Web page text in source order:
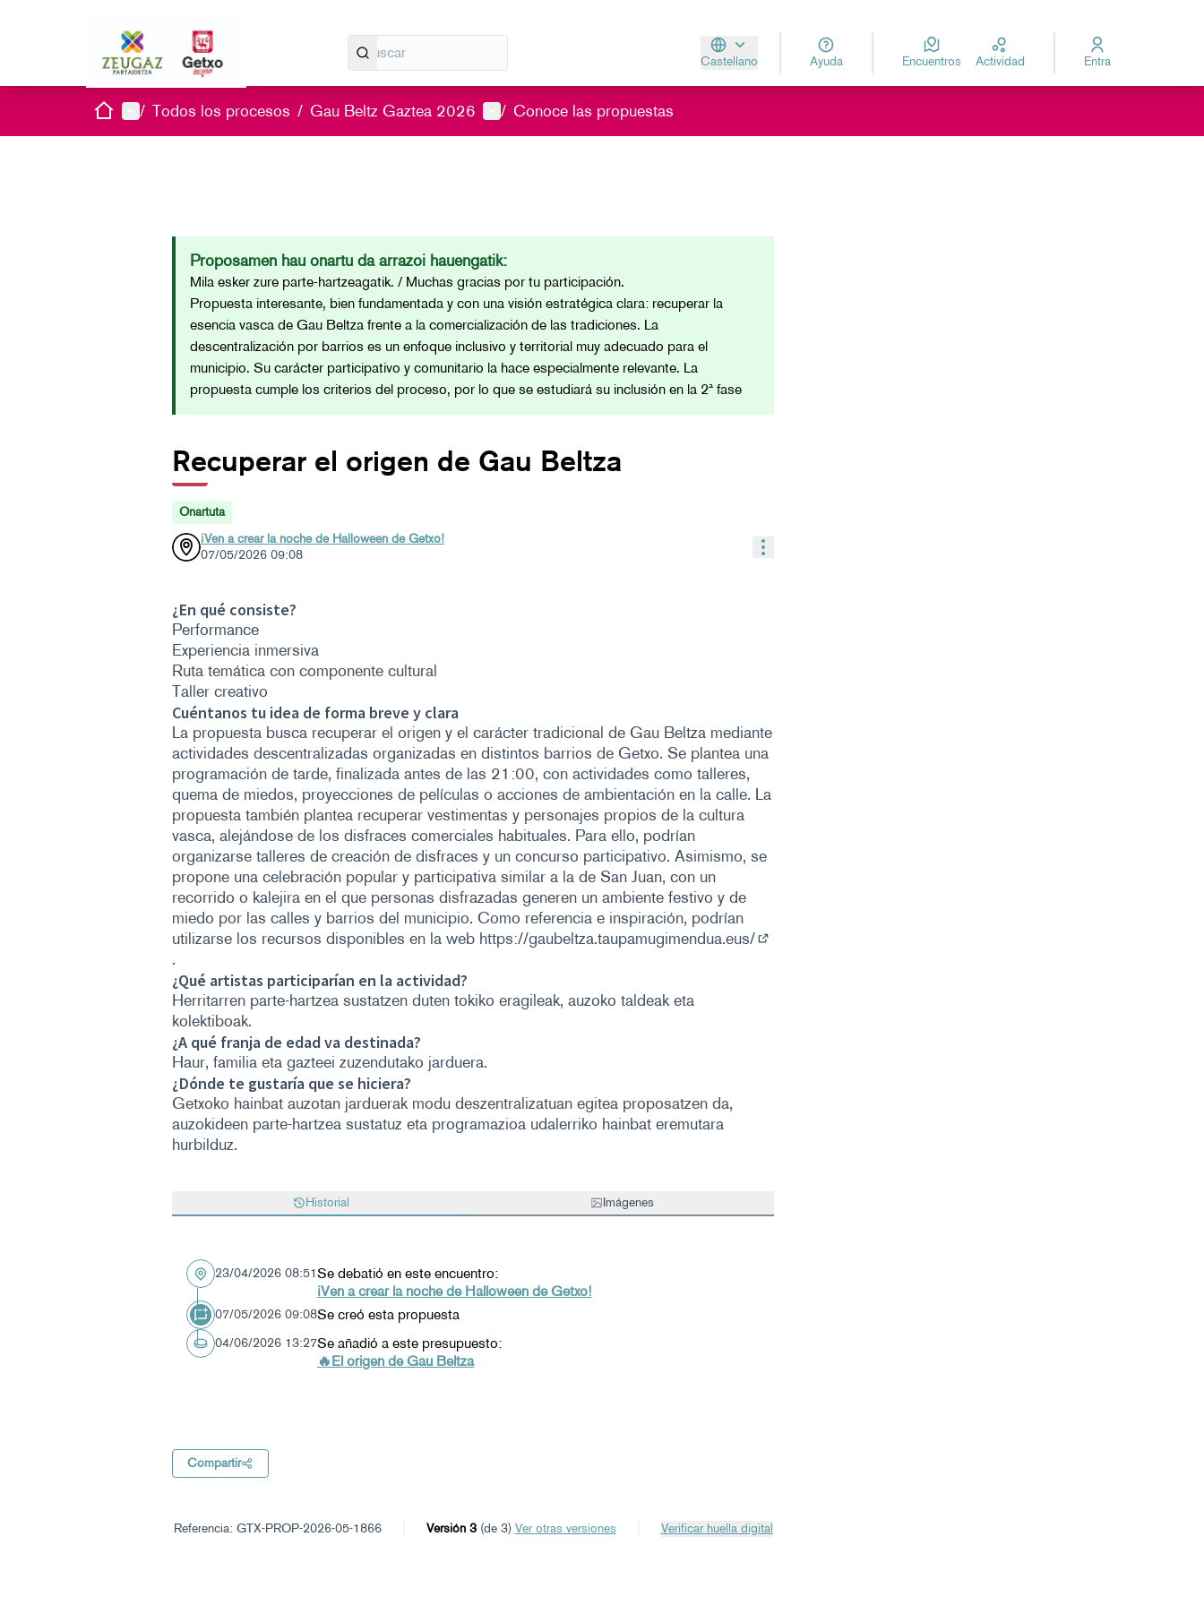
Castellano
Aukeratu hizkuntzaElegir el idioma
Ayuda Encuentros Actividad Entra
InicioMenú principal
/ Todos los procesos / Gau Beltz Gaztea 2026 Menú de usuario
/ Conoce las propuestas
Proposamen hau onartu da arrazoi hauengatik:
Mila esker zure parte-hartzeagatik. / Muchas gracias por tu participación.
Propuesta interesante, bien fundamentada y con una visión estratégica clara: recuperar la
esencia vasca de Gau Beltza frente a la comercialización de las tradiciones. La
descentralización por barrios es un enfoque inclusivo y territorial muy adecuado para el
municipio. Su carácter participativo y comunitario la hace especialmente relevante. La
propuesta cumple los criterios del proceso, por lo que se estudiará su inclusión en la 2ª fase
Recuperar el origen de Gau Beltza
Onartuta
¡Ven a crear la noche de Halloween de Getxo!
07/05/2026 09:08
Controles de recursos
¿En qué consiste?
Performance
Experiencia inmersiva
Ruta temática con componente cultural
Taller creativo
Cuéntanos tu idea de forma breve y clara
La propuesta busca recuperar el origen y el carácter tradicional de Gau Beltza mediante
actividades descentralizadas organizadas en distintos barrios de Getxo. Se plantea una
programación de tarde, finalizada antes de las 21:00, con actividades como talleres,
quema de miedos, proyecciones de películas o acciones de ambientación en la calle. La
propuesta también plantea recuperar vestimentas y personajes propios de la cultura
vasca, alejándose de los disfraces comerciales habituales. Para ello, podrían
organizarse talleres de creación de disfraces y un concurso participativo. Asimismo, se
propone una celebración popular y participativa similar a la de San Juan, con un
recorrido o kalejira en el que personas disfrazadas generen un ambiente festivo y de
miedo por las calles y barrios del municipio. Como referencia e inspiración, podrían
utilizarse los recursos disponibles en la web https://gaubeltza.taupamugimendua.eus/
.
¿Qué artistas participarían en la actividad?
Herritarren parte-hartzea sustatzen duten tokiko eragileak, auzoko taldeak eta
kolektiboak.
¿A qué franja de edad va destinada?
Haur, familia eta gazteei zuzendutako jarduera.
¿Dónde te gustaría que se hiciera?
Getxoko hainbat auzotan jarduerak modu deszentralizatuan egitea proposatzen da,
auzokideen parte-hartzea sustatuz eta programazioa udalerriko hainbat eremutara
hurbilduz.
Historial Imágenes
23/04/2026 08:51Se debatió en este encuentro:
¡Ven a crear la noche de Halloween de Getxo!
07/05/2026 09:08Se creó esta propuesta
04/06/2026 13:27Se añadió a este presupuesto:
🔥El origen de Gau Beltza
Compartir
Referencia: GTX-PROP-2026-05-1866 Versión 3(de 3) ver otras versiones Verificar huella digital